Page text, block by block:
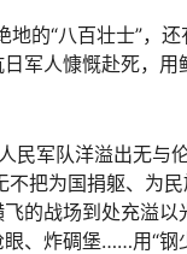
的“八百壮士”，
军人慷慨赴死，
军队洋溢出无与
把为国捐躯、为
的战场到处充溢
、炸碉堡……用“